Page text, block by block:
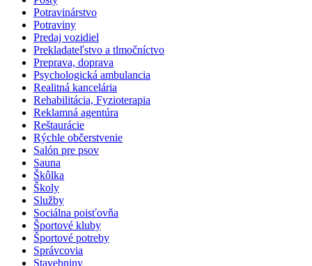
Potravinárstvo
Potraviny
Predaj vozidiel
Prekladateľstvo a tlmočníctvo
Preprava, doprava
Psychologická ambulancia
Realitná kancelária
Rehabilitácia, Fyzioterapia
Reklamná agentúra
Reštaurácie
Rýchle občerstvenie
Salón pre psov
Sauna
Škôlka
Školy
Služby
Sociálna poisťovňa
Športové kluby
Športové potreby
Správcovia
Stavebniny